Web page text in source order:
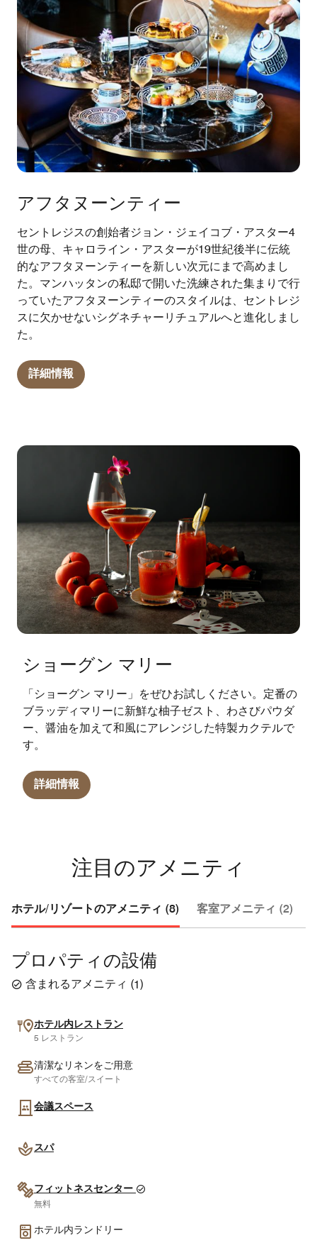
アフタヌーンティー
セントレジスの創始者ジョン・ジェイコブ・アスター4
世の母、キャロライン・アスターが19世紀後半に伝統
的なアフタヌーンティーを新しい次元にまで高めまし
た。マンハッタンの私邸で開いた洗練された集まりで行
っていたアフタヌーンティーのスタイルは、セントレジ
スに欠かせないシグネチャーリチュアルへと進化しまし
た。
詳細情報
ショーグン マリー
「ショーグン マリー」をぜひお試しください。定番の
ブラッディマリーに新鮮な柚子ゼスト、わさびパウダ
ー、醤油を加えて和風にアレンジした特製カクテルで
す。
詳細情報
注目のアメニティ
ホテル/リゾートのアメニティ (8) 客室アメニティ (2)
プロパティの設備
含まれるアメニティ (1)
ホテル内レストラン
5 レストラン
清潔なリネンをご用意
すべての客室/スイート
会議スペース
スパ
フィットネスセンター
無料
ホテル内ランドリー